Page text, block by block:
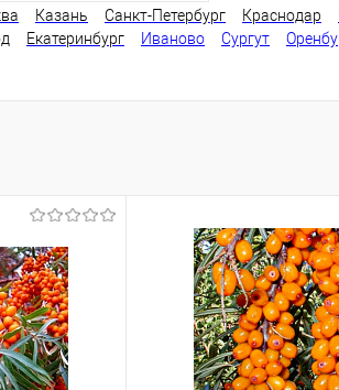
В корзину
в 1 клик
Сравнение
Казань Санкт-Петербург Краснодар
Екатеринбург Иваново Сургут